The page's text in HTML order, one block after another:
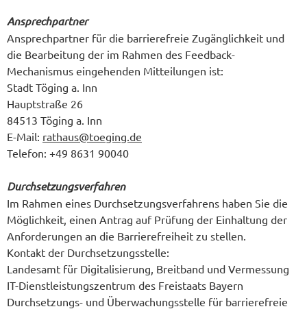
Ansprechpartner
Ansprechpartner für die barrierefreie Zugänglichkeit und
die Bearbeitung der im Rahmen des Feedback-
Mechanismus eingehenden Mitteilungen ist:
Stadt Töging a. Inn
Hauptstraße 26
84513 Töging a. Inn
E-Mail: rathaus@toeging.de
Telefon: +49 8631 90040
Durchsetzungsverfahren
Im Rahmen eines Durchsetzungsverfahrens haben Sie die
Möglichkeit, einen Antrag auf Prüfung der Einhaltung der
Anforderungen an die Barrierefreiheit zu stellen.
Kontakt der Durchsetzungsstelle:
Landesamt für Digitalisierung, Breitband und Vermessung
IT-Dienstleistungszentrum des Freistaats Bayern
Durchsetzungs- und Überwachungsstelle für barrierefreie